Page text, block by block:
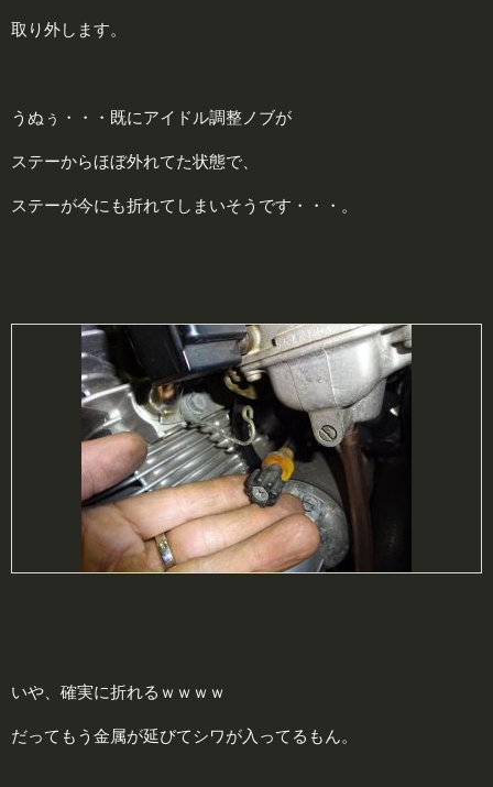
取り外します。
うぬぅ・・・既にアイドル調整ノブが
ステーからほぼ外れてた状態で、
ステーが今にも折れてしまいそうです・・・。
いや、確実に折れるｗｗｗｗ
だってもう金属が延びてシワが入ってるもん。